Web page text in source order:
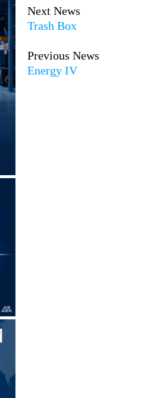
Next News
Trash Box
Previous News
Energy IV